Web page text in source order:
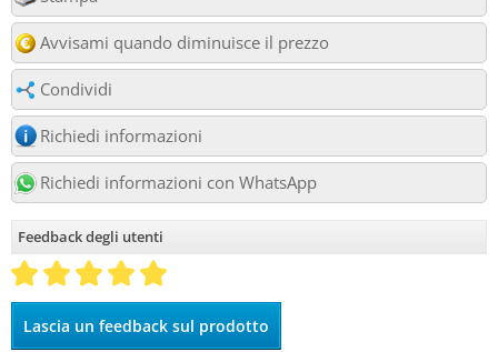
Avvisami quando diminuisce il prezzo
Condividi
Richiedi informazioni
Richiedi informazioni con WhatsApp
Feedback degli utenti